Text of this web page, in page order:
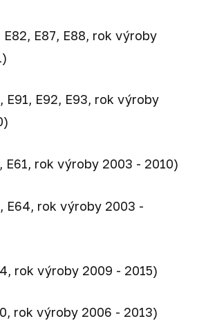
E82, E87, E88, rok výroby
E91, E92, E93, rok výroby
E61, rok výroby 2003 - 2010)
E64, rok výroby 2003 -
rok výroby 2009 - 2015)
rok výroby 2006 - 2013)